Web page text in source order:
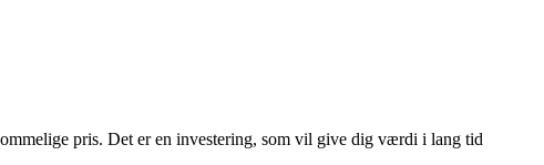
pris. Det er en investering, som vil give dig værdi i lang tid